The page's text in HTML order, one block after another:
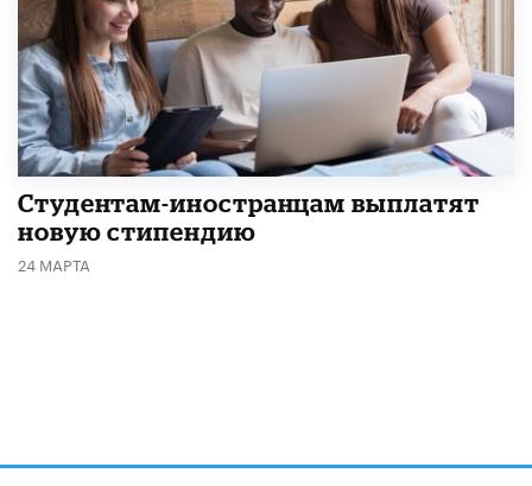
Студентам-иностранцам выплатят
новую стипендию
24 МАРТА